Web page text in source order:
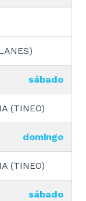
sábado
(TINEO)
domingo
(TINEO)
sábado